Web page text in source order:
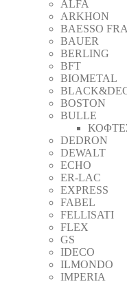
ALFA
ARKHON
BAESSO
BAUER
BERLING
BFT
BIOMETAL
BOSTON
BULLE
DEDRON
DEWALT
ECHO
ER-LAC
EXPRESS
FABEL
FELLISATI
FLEX
GS
IDECO
ILMONDO
IMPERIA